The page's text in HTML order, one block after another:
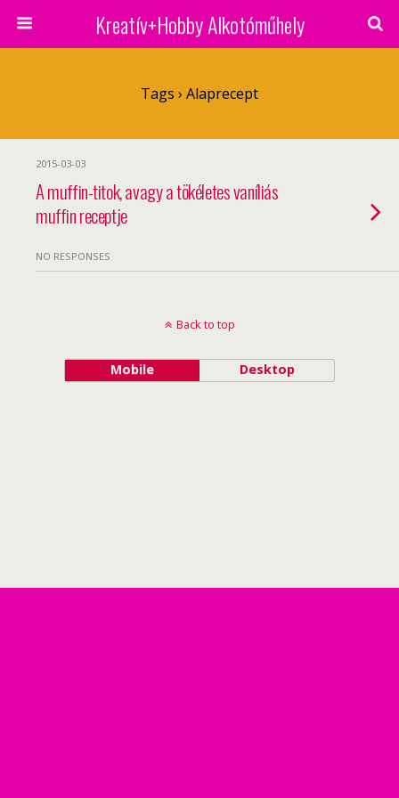
Kreatív+Hobby Alkotóműhely
Tags › Alaprecept
2015-03-03
A muffin-titok, avagy a tökéletes vaníliás
muffin receptje
NO RESPONSES
Back to top
Mobile Desktop